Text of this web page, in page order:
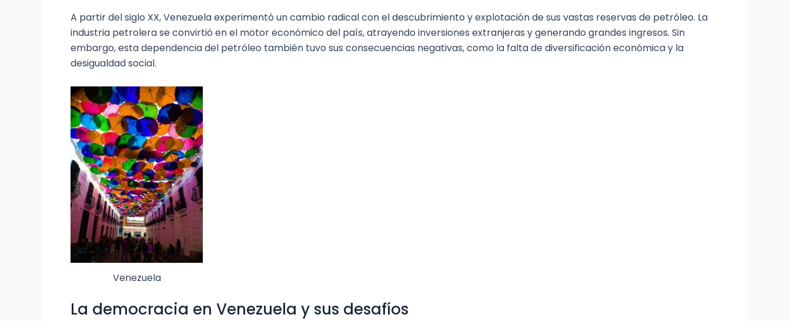
A partir del siglo XX, Venezuela experimentó un cambio radical con el descubrimiento y explotación de sus vastas reservas de petróleo. La
industria petrolera se convirtió en el motor económico del país, atrayendo inversiones extranjeras y generando grandes ingresos. Sin
embargo, esta dependencia del petróleo también tuvo sus consecuencias negativas, como la falta de diversificación económica y la
desigualdad social.
Venezuela
La democracia en Venezuela y sus desafíos